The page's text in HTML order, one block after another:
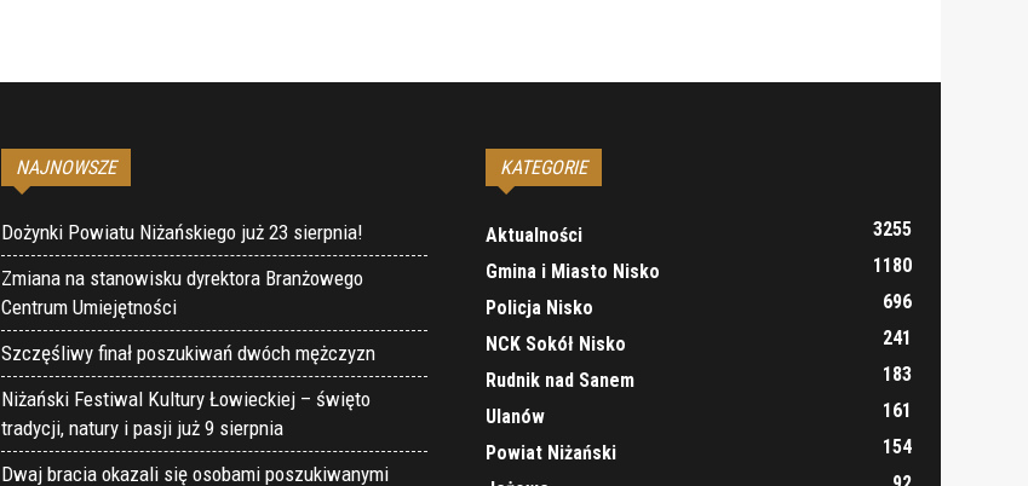
NAJNOWSZE
Dożynki Powiatu Niżańskiego już 23 sierpnia!
Zmiana na stanowisku dyrektora Branżowego
Centrum Umiejętności
Szczęśliwy finał poszukiwań dwóch mężczyzn
Niżański Festiwal Kultury Łowieckiej – święto
tradycji, natury i pasji już 9 sierpnia
Dwaj bracia okazali się osobami poszukiwanymi
KATEGORIE
Aktualności
3255
Gmina i Miasto Nisko
1180
Policja Nisko
696
NCK Sokół Nisko
241
Rudnik nad Sanem
183
Ulanów
161
Powiat Niżański
154